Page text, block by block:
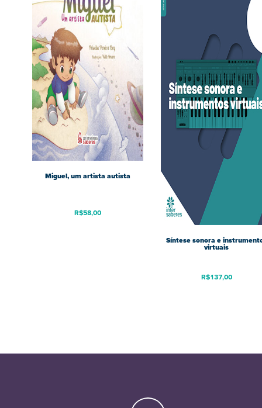
Miguel, um artista autista
R$58,00
Síntese sonora e
virtuais
R$137,00